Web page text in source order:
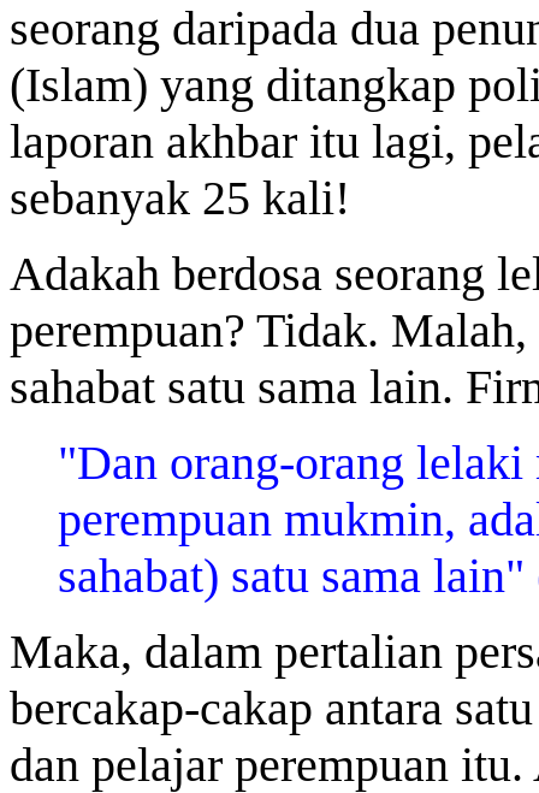
seorang daripada dua
(Islam) yang ditangkap
laporan akhbar itu lagi,
sebanyak 25 kali!
Adakah berdosa seorang
perempuan? Tidak.
sahabat satu sama lain.
"Dan orang-orang
perempuan mukmin,
sahabat) satu sama
Maka, dalam pertalian
bercakap-cakap antara
dan pelajar perempuan